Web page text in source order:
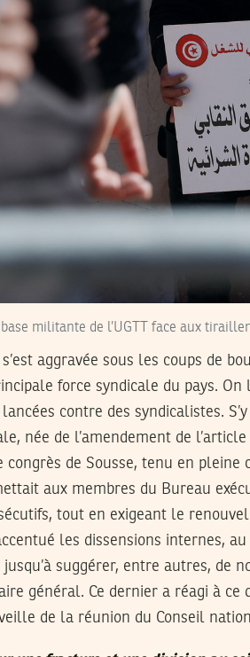
militante de l’UGTT face aux
aggravée sous les coups de
force syndicale du pays.
contre des syndicalistes.
née de l’amendement de
de Sousse, tenu en pleine
aux membres du Bureau
tout en exigeant le
les dissensions internes,
suggérer, entre autres, de
général. Ce dernier a réagi à ce
de la réunion du Conseil